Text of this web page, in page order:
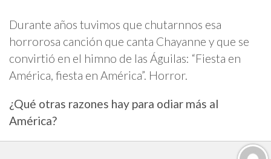
Durante años tuvimos que chutarnnos esa
horrorosa canción que canta Chayanne y que se
convirtió en el himno de las Águilas: “Fiesta en
América, fiesta en América”. Horror.
¿Qué otras razones hay para odiar más al
América?